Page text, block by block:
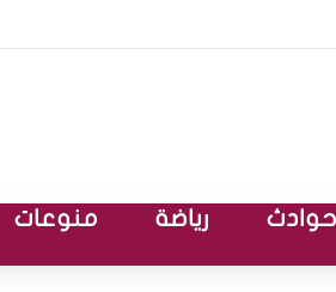
حوادث رياضة منوعات